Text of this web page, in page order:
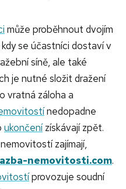
může proběhnout dvojím
se účastníci dostaví v
síně, ale také
je nutné složit dražení
vratná záloha a
nedopadne
ukončenízískávají zpět.
nemovitostí zajímají,
nemovitosti.com.
provozuje soudní